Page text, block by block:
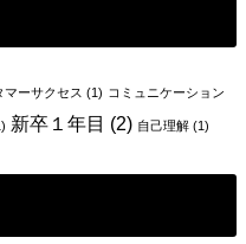
マーサクセス (1) コミュニケーション
新卒１年目 (2) 自己理解 (1)